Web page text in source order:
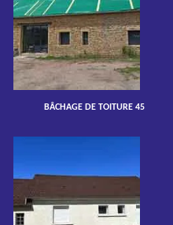
BÂCHAGE DE TOITURE 45